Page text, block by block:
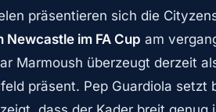
präsentieren sich die
Newcastle im FA Cup am
Marmoush überzeugt derzeit
präsent. Pep Guardiola setzt